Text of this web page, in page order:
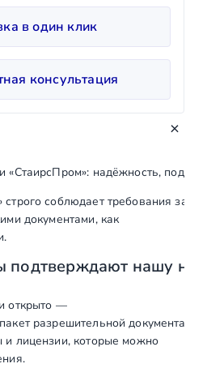
в один клик
консультация
«СтаирсПром»: надёжность,
соблюдает требования
документами, как
подтверждают нашу
открыто —
разрешительной
и лицензии, которые можно